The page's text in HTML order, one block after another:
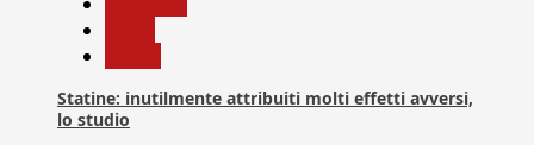
Statine: inutilmente attribuiti molti effetti avversi,
lo studio